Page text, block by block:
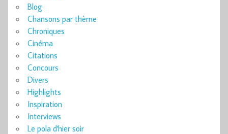
Blog
Chansons par thème
Chroniques
Cinéma
Citations
Concours
Divers
Highlights
Inspiration
Interviews
Le pola d'hier soir